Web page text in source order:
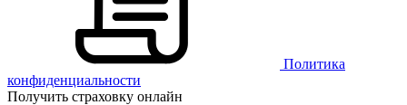
Политика
конфиденциальности
Получить страховку онлайн